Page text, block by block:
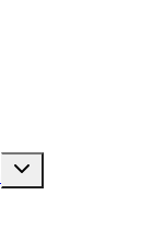
Untermenü